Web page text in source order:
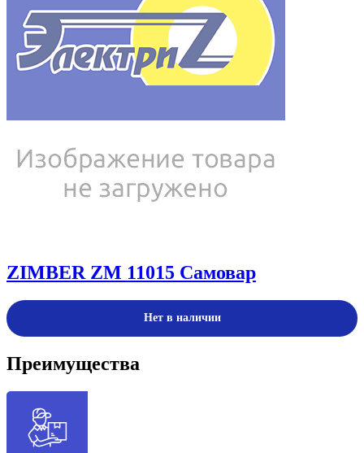
ZIMBER ZM 11015 Самовар
Нет в наличии
Преимущества